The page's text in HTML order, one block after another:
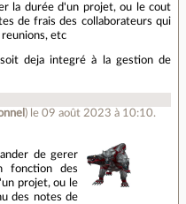
la durée d'un projet, ou le cout
de frais des collaborateurs qui
etc
deja integré à la gestion de
) le 09 août 2023 à 10:10.
de gerer
fonction des
projet, ou le
des notes de